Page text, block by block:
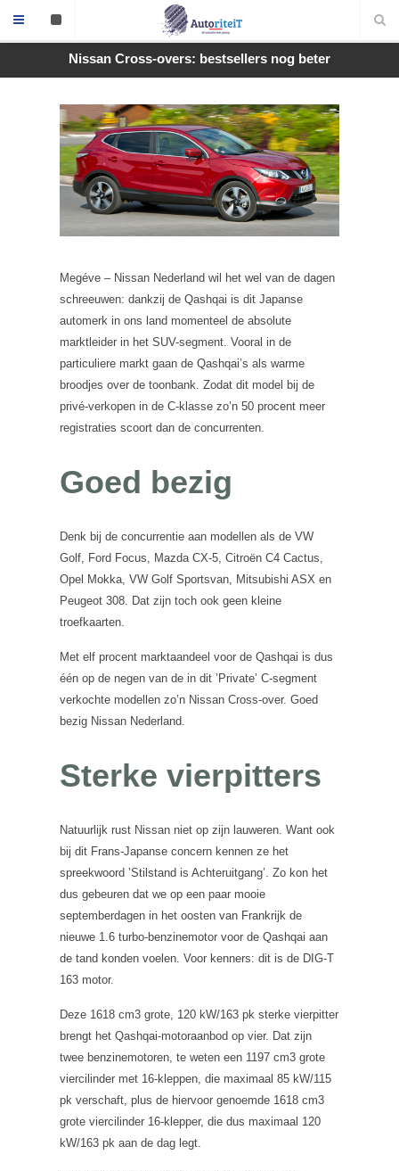
Nissan Cross-overs: bestsellers nog beter
Megéve – Nissan Nederland wil het wel van de dagen
schreeuwen: dankzij de Qashqai is dit Japanse
automerk in ons land momenteel de absolute
marktleider in het SUV-segment. Vooral in de
particuliere markt gaan de Qashqai’s als warme
broodjes over de toonbank. Zodat dit model bij de
privé-verkopen in de C-klasse zo’n 50 procent meer
registraties scoort dan de concurrenten.
Goed bezig
Denk bij de concurrentie aan modellen als de VW
Golf, Ford Focus, Mazda CX-5, Citroën C4 Cactus,
Opel Mokka, VW Golf Sportsvan, Mitsubishi ASX en
Peugeot 308. Dat zijn toch ook geen kleine
troefkaarten.
Met elf procent marktaandeel voor de Qashqai is dus
één op de negen van de in dit ’Private’ C-segment
verkochte modellen zo’n Nissan Cross-over. Goed
bezig Nissan Nederland.
Sterke vierpitters
Natuurlijk rust Nissan niet op zijn lauweren. Want ook
bij dit Frans-Japanse concern kennen ze het
spreekwoord ’Stilstand is Achteruitgang’. Zo kon het
dus gebeuren dat we op een paar mooie
septemberdagen in het oosten van Frankrijk de
nieuwe 1.6 turbo-benzinemotor voor de Qashqai aan
de tand konden voelen. Voor kenners: dit is de DIG-T
163 motor.
Deze 1618 cm3 grote, 120 kW/163 pk sterke vierpitter
brengt het Qashqai-motoraanbod op vier. Dat zijn
twee benzinemotoren, te weten een 1197 cm3 grote
viercilinder met 16-kleppen, die maximaal 85 kW/115
pk verschaft, plus de hiervoor genoemde 1618 cm3
grote viercilinder 16-klepper, die dus maximaal 120
kW/163 pk aan de dag legt.